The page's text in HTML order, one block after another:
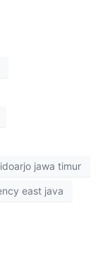
jawa timur
east java